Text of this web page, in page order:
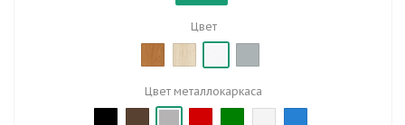
Цвет
Цвет металлокаркаса